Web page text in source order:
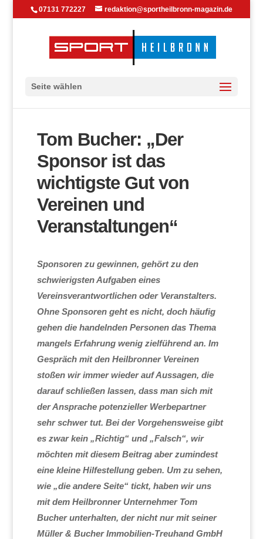
07131 772227 redaktion@sportheilbronn-magazin.de
Seite wählen
Tom Bucher: „Der
Sponsor ist das
wichtigste Gut von
Vereinen und
Veranstaltungen“
Sponsoren zu gewinnen, gehört zu den
schwierigsten Aufgaben eines
Vereinsverantwortlichen oder Veranstalters.
Ohne Sponsoren geht es nicht, doch häufig
gehen die handelnden Personen das Thema
mangels Erfahrung wenig zielführend an. Im
Gespräch mit den Heilbronner Vereinen
stoßen wir immer wieder auf Aussagen, die
darauf schließen lassen, dass man sich mit
der Ansprache potenzieller Werbepartner
sehr schwer tut. Bei der Vorgehensweise gibt
es zwar kein „Richtig“ und „Falsch“, wir
möchten mit diesem Beitrag aber zumindest
eine kleine Hilfestellung geben. Um zu sehen,
wie „die andere Seite“ tickt, haben wir uns
mit dem Heilbronner Unternehmer Tom
Bucher unterhalten, der nicht nur mit seiner
Müller & Bucher Immobilien-Treuhand GmbH